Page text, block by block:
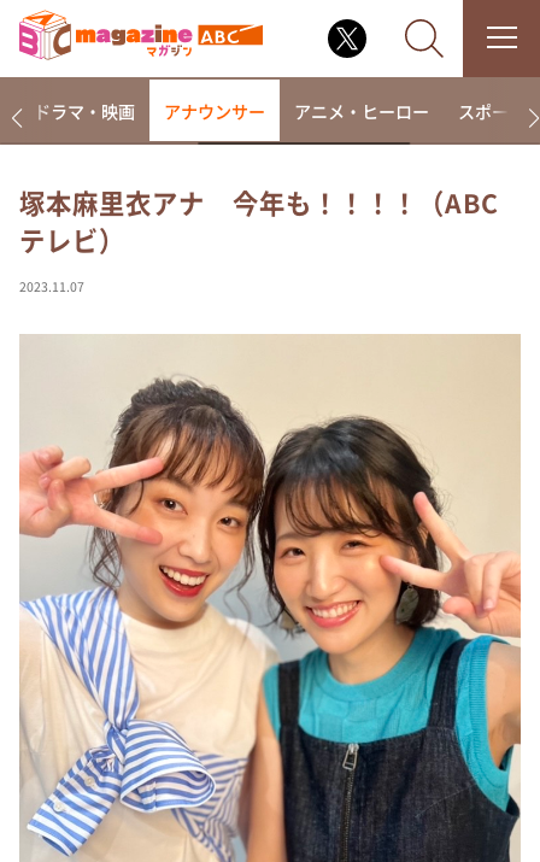
なるみ・岡村の過ぎるTV
相席食堂
て真剣です
探偵！ナイトスクープ
news おかえり
河合＆A.B.C-Z塚田×福井アナ「なんでやねん！？」
（news おかえり）
DAIGOも台所 ～きょうの献立 何にする？～
本日はダイアンなり！シーズン２
朝だ！生です旅サラダ
教えて！ニュースライブ 正義のミカタ
ＬＩＦＥ～夢のカタチ～
新婚さんいらっしゃい！
ポツンと一軒家
ザキ山小屋本館
ドラマ・映画 アナウンサー アニメ・ヒーロー スポーツ
塚本麻里衣アナ 今年も！！！！（ABC
テレビ）
2023.11.07